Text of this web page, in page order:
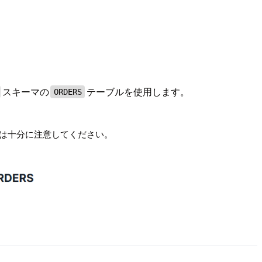
スキーマの ORDERS テーブルを使用します。
分に注意してください。